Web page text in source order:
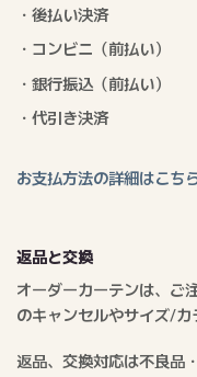
・後払い決済
・コンビニ（前払い）
・銀行振込（前払い）
・代引き決済
お支払方法の詳細はこち
返品と交換
オーダーカーテンは、ご
のキャンセルやサイズ/カ
返品、交換対応は不良品